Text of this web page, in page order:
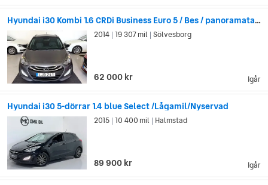
Hyundai i30 Kombi 1.6 CRDi Business Euro 5 / Bes / panoramatak/Drag
Igår
2014 19 307 mil Sölvesborg
62 000 kr
Hyundai i30 5-dörrar 1.4 blue Select /Lågamil/Nyservad
Igår
2015 10 400 mil Halmstad
89 900 kr